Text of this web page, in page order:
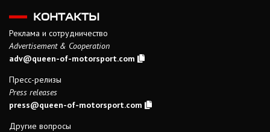
КОНТАКТЫ
Реклама и сотрудничество
Advertisement & Cooperation
adv@queen-of-motorsport.com
Пресс-релизы
Press releases
press@queen-of-motorsport.com
Другие вопросы